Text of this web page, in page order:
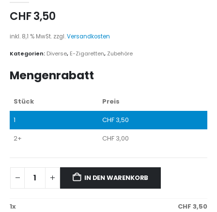
CHF3,50
inkl. 8,1 % MwSt. zzgl.Versandkosten
Kategorien: Diverse, E-Zigaretten, Zubehöre
Mengenrabatt
Stück
Preis
1
CHF3,50
2+
CHF 3,00
IN DEN WARENKORB
1x CHF 3,50